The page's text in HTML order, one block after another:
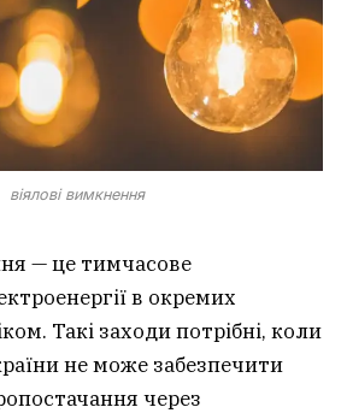
віялові вимкнення
— це тимчасове
в окремих
Такі заходи потрібні, коли
не може забезпечити
через